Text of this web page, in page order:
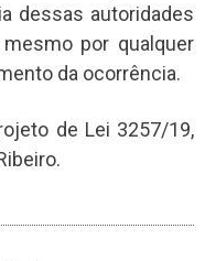
dessas autoridades
por qualquer
da ocorrência.
de Lei 3257/19,